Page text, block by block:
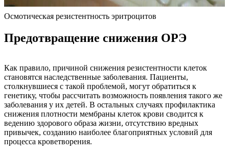
Осмотическая резистентность эритроцитов
Предотвращение снижения ОРЭ
Как правило, причиной снижения резистентности клеток
становятся наследственные заболевания. Пациенты,
столкнувшиеся с такой проблемой, могут обратиться к
генетику, чтобы рассчитать возможность появления такого же
заболевания у их детей. В остальных случаях профилактика
снижения плотности мембраны клеток крови сводится к
ведению здорового образа жизни, отсутствию вредных
привычек, созданию наиболее благоприятных условий для
процесса кроветворения.